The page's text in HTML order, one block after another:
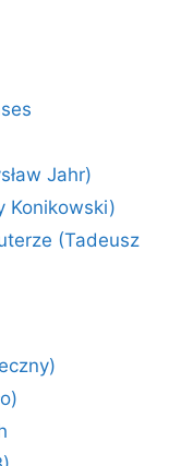
Jahr)
Konikowski)
(Tadeusz